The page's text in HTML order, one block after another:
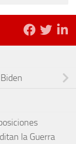
la Guerra